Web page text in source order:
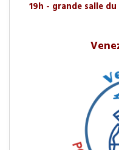
19h - grande salle